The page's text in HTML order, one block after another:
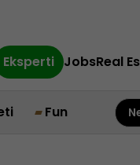
Eksperti JobsReal
Fun